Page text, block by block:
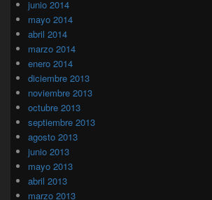
junio 2014
mayo 2014
abril 2014
marzo 2014
enero 2014
diciembre 2013
noviembre 2013
octubre 2013
septiembre 2013
agosto 2013
junio 2013
mayo 2013
abril 2013
marzo 2013